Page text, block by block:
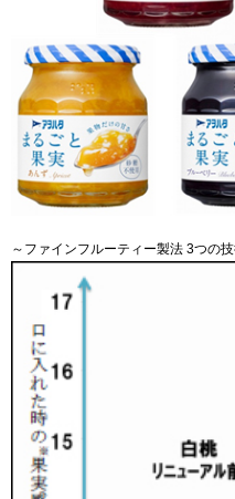
～ファインフルーティー製法 3つの技